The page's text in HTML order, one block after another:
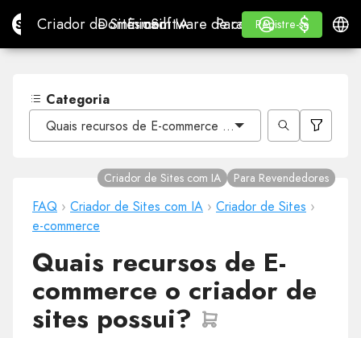
Site.proCriador de Sites com IA
Criador de Sites com IA
Domínios
Domínios
E-mail
E-mailSoftware de contabilidade
Software de contabilidade
Para
Para Revendedores
WHITE LABEL
Aprender
Aprender
Registre-se
Registre-se
Iniciar Sessão
$
$
Categoria
Quais recursos de E-commerce o criador de sites
FAQ › Criador de Sites com IA › Criador de Sites ›
e-commerce
Criador de Sites com IA Para Revendedores
Quais recursos de E-
commerce o criador de
sites possui?